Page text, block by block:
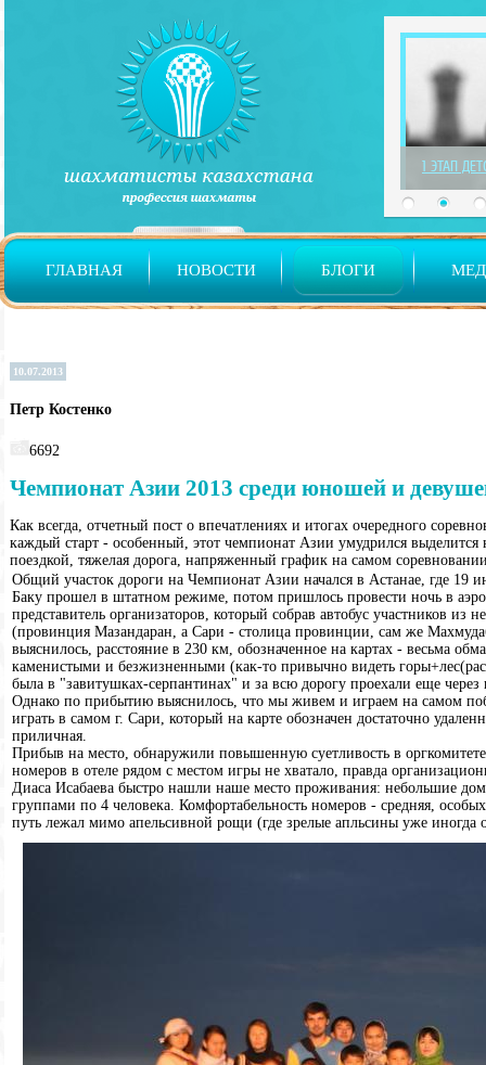
ГЛАВНАЯ НОВОСТИ БЛОГИ
1 ЭТАП
10.07.2013
Петр Костенко
6692
Чемпионат Азии 2013 среди юношей и
Как всегда, отчетный пост о впечатлениях и итогах очередного
каждый старт - особенный, этот чемпионат Азии умудрился
поездкой, тяжелая дорога, напряженный график на самом
Общий участок дороги на Чемпионат Азии начался в Астанае, где 19
Баку прошел в штатном режиме, потом пришлось провести ночь в
представитель организаторов, который собрав автобус участников
(провинция Мазандаран, а Сари - столица провинции, сам же
выяснилось, расстояние в 230 км, обозначенное на картах - весьма
каменистыми и безжизненными (как-то привычно видеть
была в "завитушках-серпантинах" и за всю дорогу проехали еще
Однако по прибытию выяснилось, что мы живем и играем на самом
играть в самом г. Сари, который на карте обозначен достаточно
приличная.
Прибыв на место, обнаружили повышенную суетливость в
номеров в отеле рядом с местом игры не хватало, правда
Диаса Исабаева быстро нашли наше место проживания: небольшие
группами по 4 человека. Комфортабельность номеров - средняя,
путь лежал мимо апельсивной рощи (где зрелые апльсины уже